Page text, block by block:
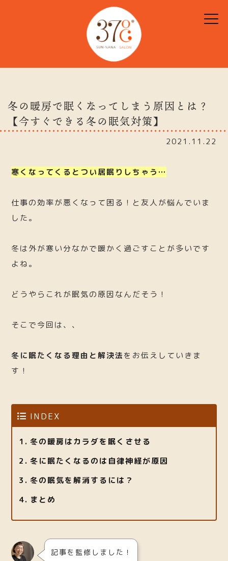
冬の暖房で眠くなってしまう原因とは？
【今すぐできる冬の眠気対策】
2021.11.22
寒くなってくるとつい居眠りしちゃう…
仕事の効率が悪くなって困る！と友人が悩んでいま
した。
冬は外が寒い分なかで暖かく過ごすことが多いです
よね。
どうやらこれが眠気の原因なんだそう！
そこで今回は、、
冬に眠たくなる理由と解決法をお伝えしていきま
す！
INDEX
冬の暖房はカラダを眠くさせる
冬に眠たくなるのは自律神経が原因
冬の眠気を解消するには？
まとめ
記事を監修しました！